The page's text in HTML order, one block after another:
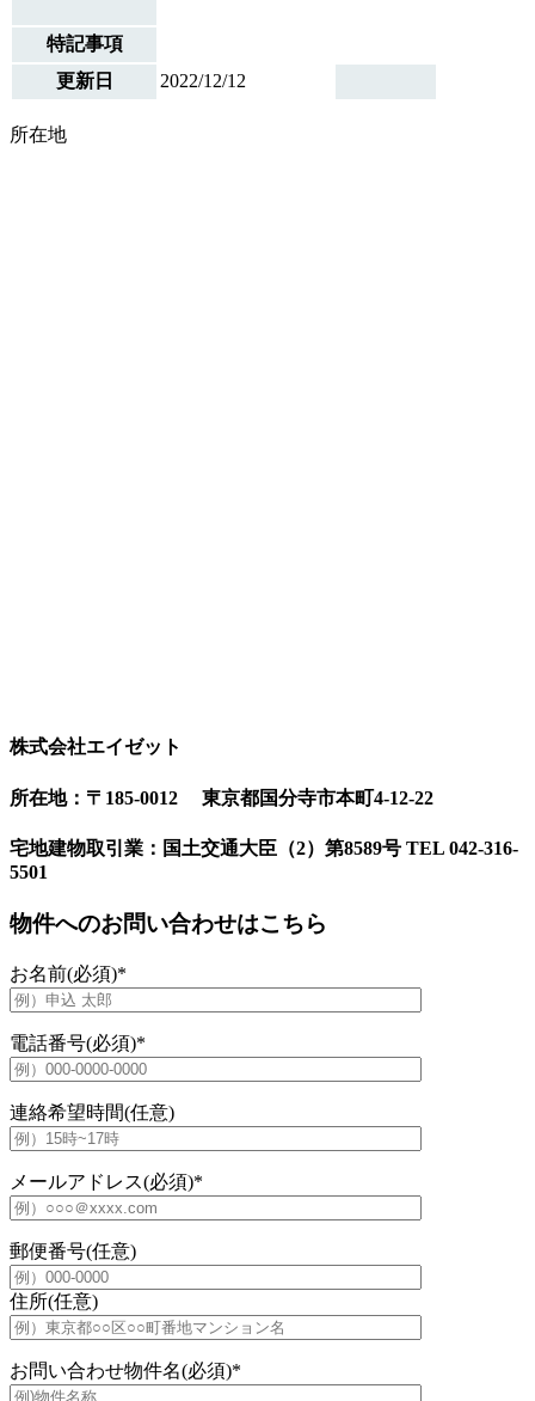
特記事項
更新日
2022/12/12
所在地
株式会社エイゼット
所在地：〒185-0012 東京都国分寺市本町4-12-22
宅地建物取引業：国土交通大臣（2）第8589号 TEL 042-316-
5501
物件へのお問い合わせはこちら
お名前(必須)*
電話番号(必須)*
連絡希望時間(任意)
メールアドレス(必須)*
郵便番号(任意)
住所(任意)
お問い合わせ物件名(必須)*